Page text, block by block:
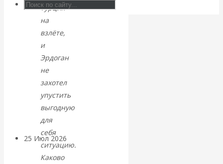
Валентин
КАтасонов.
Может ли
Америка
покинуть НАТО?
25 Июл 2026
интервью и беседы
Турция
на
взлёте,
и
Эрдоган
не
захотел
упустить
выгодную
для
себя
ситуацию.
Каково